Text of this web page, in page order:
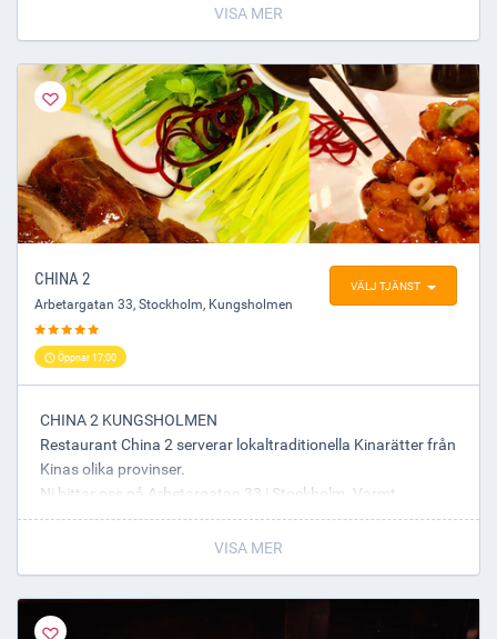
VISA MER
VÄLJ TJÄNST
CHINA 2
Arbetargatan 33, Stockholm, Kungsholmen
Öppnar 17:00
CHINA 2 KUNGSHOLMEN
Restaurant China 2 serverar lokaltraditionella Kinarätter från
Kinas olika provinser.
Ni hittar oss på Arbetargatan 33 i Stockholm. Varmt
välkomna!
23 dec: stängt
VISA MER